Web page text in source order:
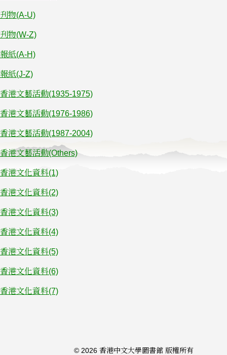
刋物(A-U)
刋物(W-Z)
報紙(A-H)
報紙(J-Z)
香港文藝活動(1935-1975)
香港文藝活動(1976-1986)
香港文藝活動(1987-2004)
香港文藝活動(Others)
香港文化資料(1)
香港文化資料(2)
香港文化資料(3)
香港文化資料(4)
香港文化資料(5)
香港文化資料(6)
香港文化資料(7)
© 2026 香港中文大學圖書館 版權所有